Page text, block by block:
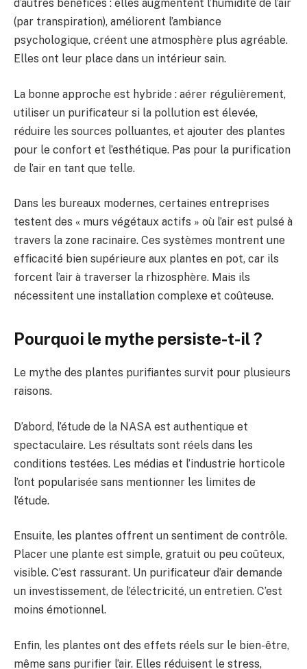
d’autres bénéfices : elles augmentent l’humidité de l’air
(par transpiration), améliorent l’ambiance
psychologique, créent une atmosphère plus agréable.
Elles ont leur place dans un intérieur sain.
La bonne approche est hybride : aérer régulièrement,
utiliser un purificateur si la pollution est élevée,
réduire les sources polluantes, et ajouter des plantes
pour le confort et l’esthétique. Pas pour la purification
de l’air en tant que telle.
Dans les bureaux modernes, certaines entreprises
testent des « murs végétaux actifs » où l’air est pulsé à
travers la zone racinaire. Ces systèmes montrent une
efficacité bien supérieure aux plantes en pot, car ils
forcent l’air à traverser la rhizosphère. Mais ils
nécessitent une installation complexe et coûteuse.
Pourquoi le mythe persiste-t-il ?
Le mythe des plantes purifiantes survit pour plusieurs
raisons.
D’abord, l’étude de la NASA est authentique et
spectaculaire. Les résultats sont réels dans les
conditions testées. Les médias et l’industrie horticole
l’ont popularisée sans mentionner les limites de
l’étude.
Ensuite, les plantes offrent un sentiment de contrôle.
Placer une plante est simple, gratuit ou peu coûteux,
visible. C’est rassurant. Un purificateur d’air demande
un investissement, de l’électricité, un entretien. C’est
moins émotionnel.
Enfin, les plantes ont des effets réels sur le bien-être,
même sans purifier l’air. Elles réduisent le stress,